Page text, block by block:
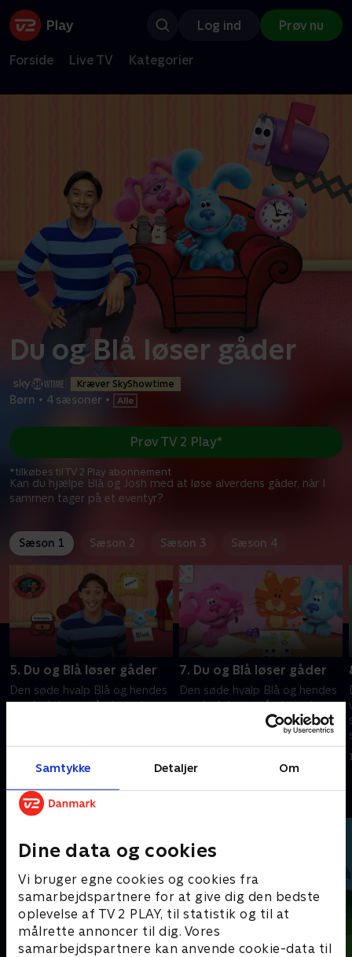
Samtykke Detaljer Om
Dine data og cookies
Vi bruger egne cookies og cookies fra
samarbejdspartnere for at give dig den bedste
oplevelse af TV 2 PLAY, til statistik og til at
målrette annoncer til dig. Vores
samarbejdspartnere kan anvende cookie-data til
Log ind Prøv nu
Forside Live TV Kategorier
Du og Blå løser gåder
Kræver SkyShowtime
Børn • 4 sæsoner •
Kan du hjælpe Blå og Josh med at løse alverdens gåder, når I
sammen tager på et eventyr?
Prøv TV 2 Play*
*tilkøbes til TV 2 Play abonnement
Sæson 1 Sæson 2 Sæson 3 Sæson 4
5. Du og Blå løser gåder
Den søde hvalp Blå og hendes
ven Josh tager på et sjovt og
7. Du og Blå løser gåder
Den søde hvalp Blå og hendes
ven Josh tager på et sjovt og
spændende eventyr fyldt med
skrappe gåder, der skal løses.
Andre så også